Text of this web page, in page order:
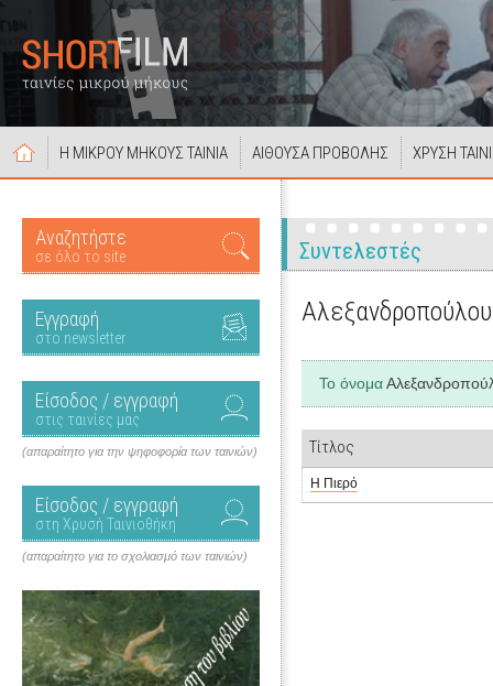
Η ΜΙΚΡΟΥ ΜΗΚΟΥΣ ΤΑΙΝΙΑ ΑΙΘΟΥΣΑ ΠΡΟΒΟΛΗΣ ΧΡΥΣΗ
Αναζητήστε
σε όλο το site
Εγγραφή
στο newsletter
Είσοδος / εγγραφή
στις ταινίες μας
(απαραίτητο για την ψηφοφορία των ταινιών)
Είσοδος / εγγραφή
στη Χρυσή Ταινιοθήκη
(απαραίτητο για το σχολιασμό των ταινιών)
Συντελεστές
Το όνομα
Τίτλος
Η Πιερό